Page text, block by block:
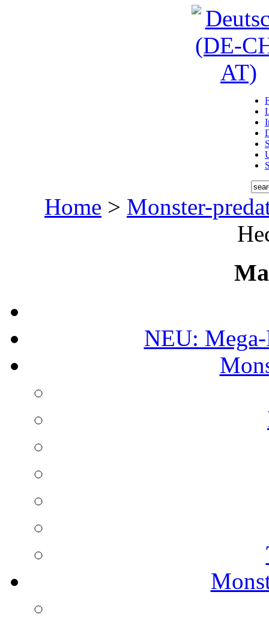
Home > Monster-
NEU: